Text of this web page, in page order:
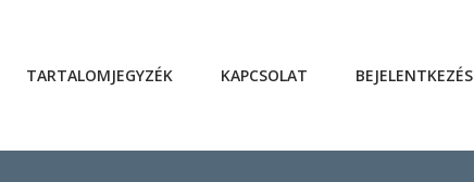
TARTALOMJEGYZÉK KAPCSOLAT BEJELENTKEZÉS